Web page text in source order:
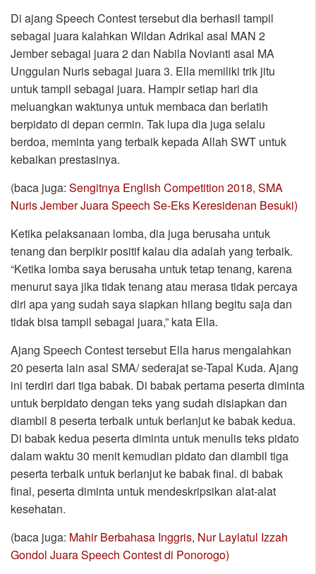
Di ajang Speech Contest tersebut dia berhasil tampil
sebagai juara kalahkan Wildan Adrikal asal MAN 2
Jember sebagai juara 2 dan Nabila Novianti asal MA
Unggulan Nuris sebagai juara 3. Ella memiliki trik jitu
untuk tampil sebagai juara. Hampir setiap hari dia
meluangkan waktunya untuk membaca dan berlatih
berpidato di depan cermin. Tak lupa dia juga selalu
berdoa, meminta yang terbaik kepada Allah SWT untuk
kebaikan prestasinya.
(baca juga: Sengitnya English Competition 2018, SMA
Nuris Jember Juara Speech Se-Eks Keresidenan Besuki)
Ketika pelaksanaan lomba, dia juga berusaha untuk
tenang dan berpikir positif kalau dia adalah yang terbaik.
“Ketika lomba saya berusaha untuk tetap tenang, karena
menurut saya jika tidak tenang atau merasa tidak percaya
diri apa yang sudah saya siapkan hilang begitu saja dan
tidak bisa tampil sebagai juara,” kata Ella.
Ajang Speech Contest tersebut Ella harus mengalahkan
20 peserta lain asal SMA/ sederajat se-Tapal Kuda. Ajang
ini terdiri dari tiga babak. Di babak pertama peserta diminta
untuk berpidato dengan teks yang sudah disiapkan dan
diambil 8 peserta terbaik untuk berlanjut ke babak kedua.
Di babak kedua peserta diminta untuk menulis teks pidato
dalam waktu 30 menit kemudian pidato dan diambil tiga
peserta terbaik untuk berlanjut ke babak final. di babak
final, peserta diminta untuk mendeskripsikan alat-alat
kesehatan.
(baca juga: Mahir Berbahasa Inggris, Nur Laylatul Izzah
Gondol Juara Speech Contest di Ponorogo)